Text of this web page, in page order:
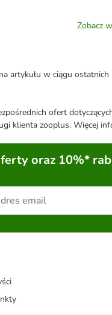
Zobacz
artykułu w ciągu ostatnich
ofert
klienta zooplus. Więcej
oraz 10%*